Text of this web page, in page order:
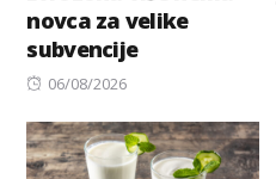
novca za velike
subvencije
Posted
06/08/2026